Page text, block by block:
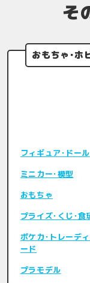
そ
おもちゃ･ホ
フィギュア･ドール
ミニカー･模型
おもちゃ
プライズ･くじ･食
ポケカ･トレーデ
ード
プラモデル